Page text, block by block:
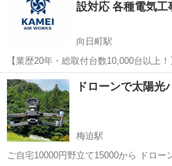
設対応 各種電気
向日町駅
【業歴20年・総取付台数10,000台以上
工が可能です！ 【料金】 取付工事費 15000円〜 取り外し 5000
円〜 セールスポイント ◾️業界歴20年豊富な経験と熟練技術 ◾️業務用エ
アコ...
京都 向日市 電気工
ドローンで太陽光
梅迫駅
ご自宅10000円野立て15000から ドロー